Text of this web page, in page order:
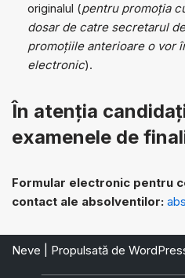
originalul (pentru promoția
dosar de catre secretarul
promoțiile anterioare o vor
electronic).
În atenția
examenele de
Formular electronic pentru
contact ale absolventilor:
Neve | Propulsată de